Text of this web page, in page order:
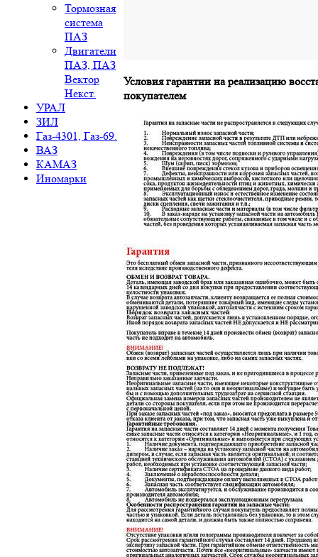
Тормозная
система
ПАЗ
Двигатели
ПАЗ, ПАЗ
Вектор
Некст.
УРАЛ
ЗИЛ
Газ-4301, Газ-69.
ВАЗ
КАМАЗ
Иномарки
Условия гарантии на реализацию
покупателем